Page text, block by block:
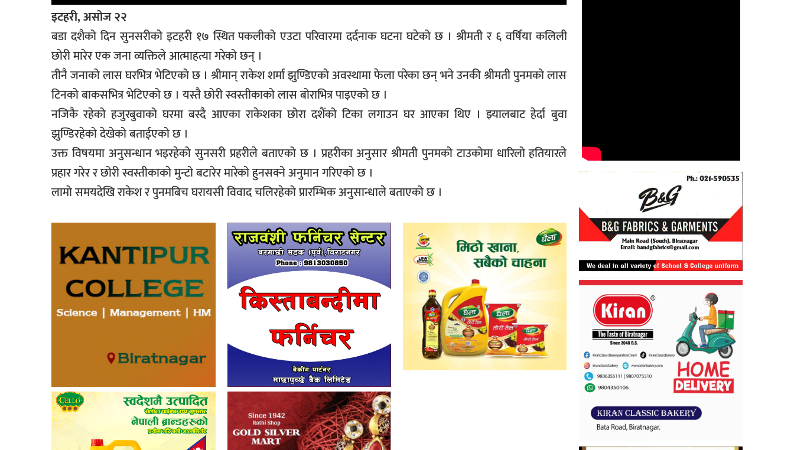
इटहरी, असोज २२
बडा दशैको दिन सुनसरीको इटहरी १७ स्थित पकलीको एउटा परिवारमा दर्दनाक घटना घटेको छ । श्रीमती र ६ वर्षिया कलिली
छोरी मारेर एक जना व्यक्तिले आत्माहत्या गरेको छन् ।
तीनै जनाको लास घरभित्र भेटिएको छ । श्रीमान् राकेश शर्मा झुण्डिएको अवस्थामा फेला परेका छन् भने उनकी श्रीमती पुनमको लास
टिनको बाकसभित्र भेटिएको छ । यस्तै छोरी स्वस्तीकाको लास बोराभित्र पाइएको छ ।
नजिकै रहेको हजुरबुवाको घरमा बस्दै आएका राकेशका छोरा दशैंको टिका लगाउन घर आएका थिए । झ्यालबाट हेर्दा बुवा
झुण्डिरहेको देखेको बताईएको छ ।
उक्त विषयमा अनुसन्धान भइरहेको सुनसरी प्रहरीले बताएको छ । प्रहरीका अनुसार श्रीमती पुनमको टाउकोमा धारिलो हतियारले
प्रहार गरेर र छोरी स्वस्तीकाको मुन्टो बटारेर मारेको हुनसक्ने अनुमान गरिएको छ ।
लामो समयदेखि राकेश र पुनमबिच घरायसी विवाद चलिरहेको प्रारम्भिक अनुसान्धाले बताएको छ ।